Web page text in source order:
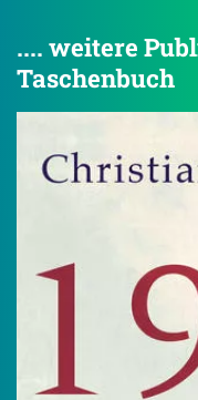
.... weitere
Taschenbuch